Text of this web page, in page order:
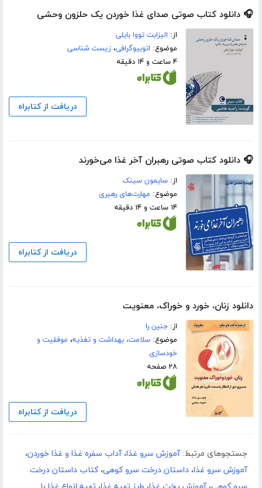
🎧 دانلود کتاب صوتی صدای غذا خوردن یک حلزون وحشی
از: الیزابت تووا بایلی
موضوع: اتوبیوگرافی،زیست شناسی
۴ ساعت و ۱۴ دقیقه
دریافت از کتابراه
🎧 دانلود کتاب صوتی رهبران آخر غذا می‌خورند
از:سایمون سینک
موضوع: مهارت‌های رهبری
۱۴ ساعت و ۱۴ دقیقه
دریافت از کتابراه
دانلود زنان، خورد و خوراک، معنویت
از:جنین را
موضوع:سلامت، بهداشت و تغذیه، موفقیت و
خودسازی
۲۸ صفحه
دریافت از کتابراه
جستجوهای مرتبط: آموزش سرو غذا،آداب سفره غذا و غذا خوردن،
آموزش سرو غذا، داستان درخت سرو کوهی،کتاب داستان درخت